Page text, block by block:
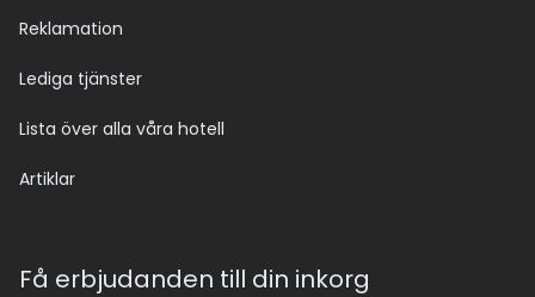
Reklamation
Lediga tjänster
Lista över alla våra hotell
Artiklar
Få erbjudanden till din inkorg